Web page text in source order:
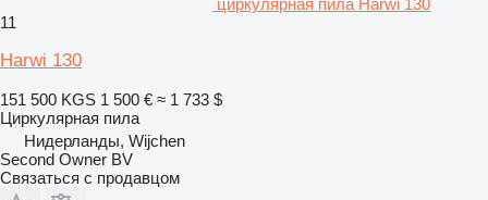
11
Harwi 130
151 500 KGS 1 500 € ≈ 1 733 $
Циркулярная пила
Нидерланды, Wijchen
Second Owner BV
Связаться с продавцом